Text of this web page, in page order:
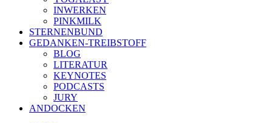
INWERKEN
PINKMILK
STERNENBUND
GEDANKEN-TREIBSTOFF
BLOG
LITERATUR
KEYNOTES
PODCASTS
JURY
ANDOCKEN